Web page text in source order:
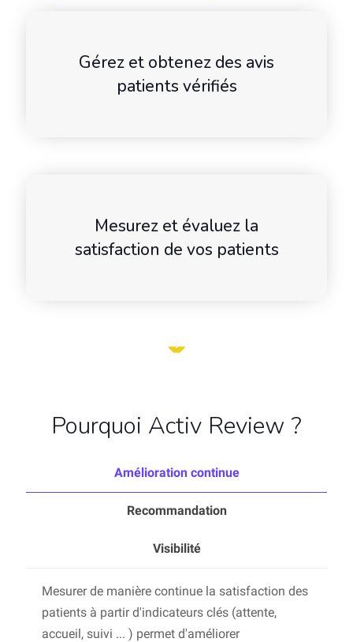
Gérez et obtenez des avis
patients vérifiés
Mesurez et évaluez la
satisfaction de vos patients
Pourquoi Activ Review ?
Amélioration continue
Recommandation
Visibilité
Mesurer de manière continue la satisfaction des
patients à partir d'indicateurs clés (attente,
accueil, suivi ... ) permet d'améliorer